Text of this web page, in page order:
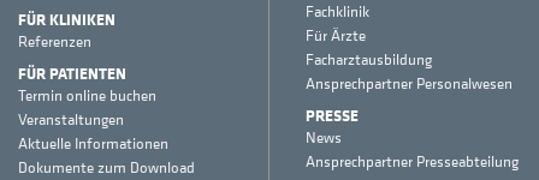
FÜR KLINIKEN
Referenzen
FÜR PATIENTEN
Termin online buchen
Veranstaltungen
Aktuelle Informationen
Dokumente zum Download
Fachklinik
Für Ärzte
Facharztausbildung
Ansprechpartner Personalwesen
PRESSE
News
Ansprechpartner Presseabteilung